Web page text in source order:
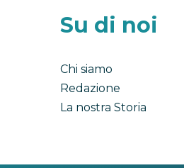
Su di noi
Chi siamo
Redazione
La nostra Storia